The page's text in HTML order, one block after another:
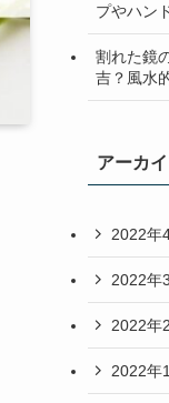
プやハン
割れた鏡
吉？風水
アーカ
2022年
2022年
2022年
2022年